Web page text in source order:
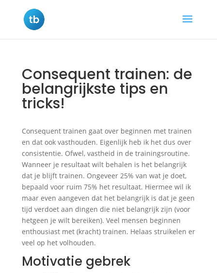
Consequent trainen: de
belangrijkste tips en
tricks!
Consequent trainen gaat over beginnen met trainen
en dat ook vasthouden. Eigenlijk heb ik het dus over
consistentie. Ofwel, vastheid in de trainingsroutine.
Wanneer je resultaat wilt behalen is het belangrijk
dat je blijft trainen. Ongeveer 25% van wat je doet,
bepaald voor ruim 75% het resultaat. Hiermee wil ik
maar even aangeven dat het belangrijk is dat je geen
tijd verdoet aan dingen die niet belangrijk zijn (voor
hetgeen je wilt bereiken). Veel mensen beginnen
enthousiast met (kracht) trainen. Helaas struikelen er
veel op het volhouden.
Motivatie gebrek